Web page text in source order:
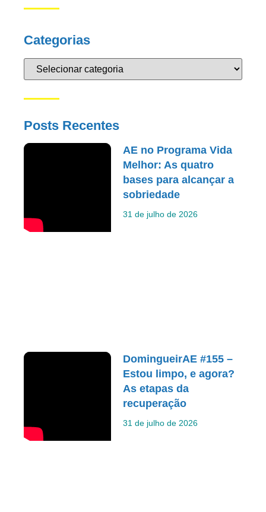
Categorias
Posts Recentes
AE no Programa Vida
Melhor: As quatro
bases para alcançar a
sobriedade
31 de julho de 2026
DomingueirAE #155 –
Estou limpo, e agora?
As etapas da
recuperação
31 de julho de 2026